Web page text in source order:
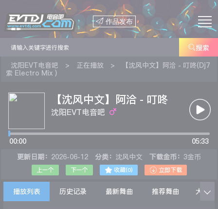
 作品发布
搜索
沈阳EVT电音吧 > 正在播放 >
【沈风中文】阿洽 - 叮咚(Dj7
索 Electro Mix )
【沈风中文】阿洽 - 叮咚
(Dj7索 Electro Mix )
沈阳EVT电音吧
00:00
05:33
更新日期： 2026-06-12 分类： 沈风中文 下载金币： 3金币
上一个 下一个  收藏(0)  立即下载
播放列表 历史记录 最新舞曲 推荐舞曲 大家在
